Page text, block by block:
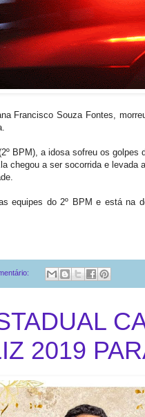
Francisco Souza Fontes,
BPM), a idosa sofreu os
chegou a ser socorrida e levada
equipes do 2º BPM e está na
2019